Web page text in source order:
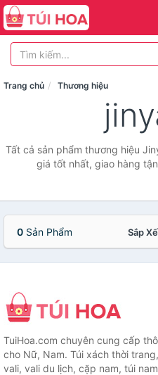
Trang chủ Thương hiệu
Tất cả sản phẩm thương hiệu
giá tốt nhất, giao hàng
0 Sản Phẩm Sắp
TuiHoa.com chuyên cung cấp
cho Nữ, Nam. Túi xách thời
vali, vali du lịch, cặp nam, túi